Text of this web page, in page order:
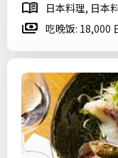
日本料理, 日本
吃晚饭: 18,000